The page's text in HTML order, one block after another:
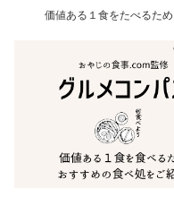
価値ある１食をたべるた